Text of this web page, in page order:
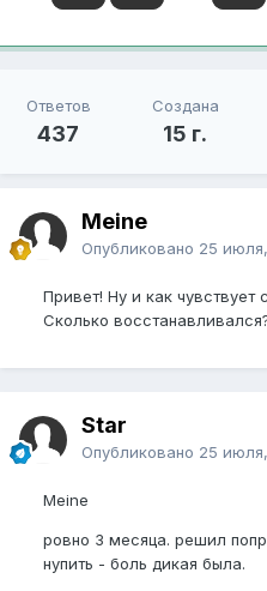
Ответов
437
Создана
15 г.
Meine
Опубликовано 25 июля,
Привет! Ну и как чувствует
Сколько
Star
Опубликовано 25 июля,
Meine
ровно 3 месяца. решил
нупить - боль дикая была.